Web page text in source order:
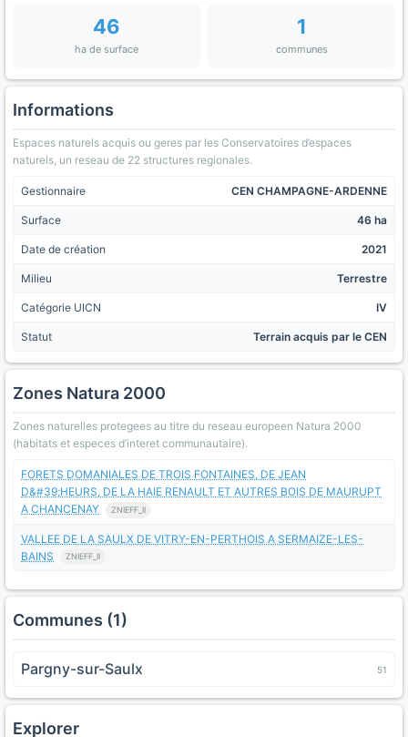
46
ha de surface
1
communes
Informations
Espaces naturels acquis ou geres par les Conservatoires d’espaces
naturels, un reseau de 22 structures regionales.
Gestionnaire CEN CHAMPAGNE-ARDENNE
Surface 46 ha
Date de création 2021
Milieu Terrestre
Catégorie UICN IV
Statut Terrain acquis par le CEN
Zones Natura 2000
Zones naturelles protegees au titre du reseau europeen Natura 2000
(habitats et especes d’interet communautaire).
FORETS DOMANIALES DE TROIS FONTAINES, DE JEAN
D&#39;HEURS, DE LA HAIE RENAULT ET AUTRES BOIS DE MAURUPT
A CHANCENAY
ZNIEFF_II
VALLEE DE LA SAULX DE VITRY-EN-PERTHOIS A SERMAIZE-LES-
BAINS
ZNIEFF_II
Communes (1)
Pargny-sur-Saulx 51
Explorer